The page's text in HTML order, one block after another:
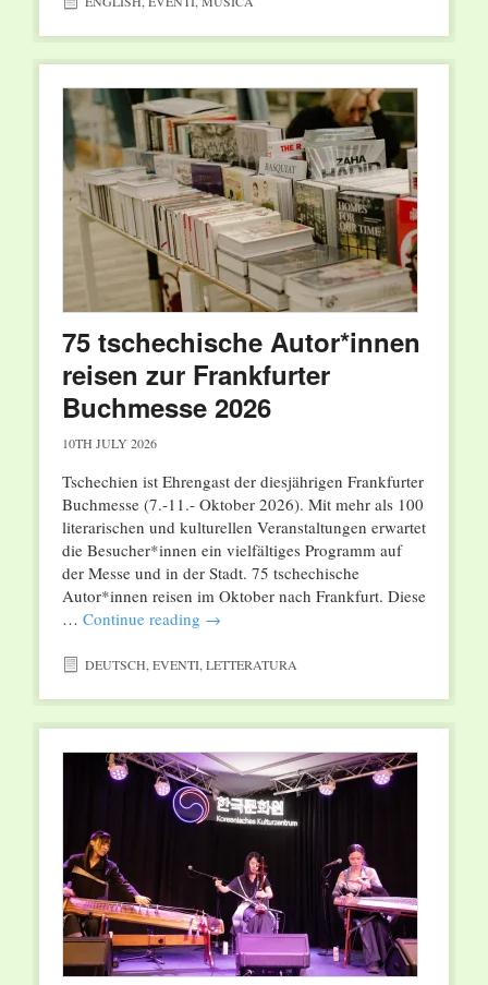
75 tschechische Autor*innen
reisen zur Frankfurter
Buchmesse 2026
10TH JULY 2026
Tschechien ist Ehrengast der diesjährigen Frankfurter
Buchmesse (7.-11.- Oktober 2026). Mit mehr als 100
literarischen und kulturellen Veranstaltungen erwartet
die Besucher*innen ein vielfältiges Programm auf
der Messe und in der Stadt. 75 tschechische
Autor*innen reisen im Oktober nach Frankfurt. Diese
… Continue reading →
DEUTSCH EVENTI, LETTERATURA